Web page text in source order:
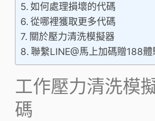
如何處理損壞的代碼
從哪裡獲取更多代碼
關於壓力清洗模擬器
聯繫LINE@馬上加碼贈188體
工作壓力清洗模
碼